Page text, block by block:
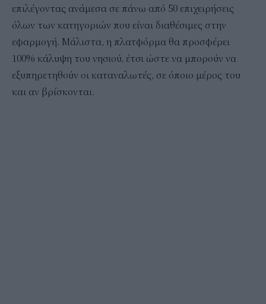
επιλέγοντας ανάμεσα σε πάνω από 50 επιχειρήσεις
όλων των κατηγοριών που είναι διαθέσιμες στην
εφαρμογή. Μάλιστα, η πλατφόρμα θα προσφέρει
100% κάλυψη του νησιού, έτσι ώστε να μπορούν να
εξυπηρετηθούν οι καταναλωτές, σε όποιο μέρος του
και αν βρίσκονται.